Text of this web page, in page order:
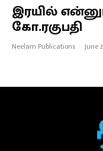
இரயில் என்னும்
கோ.ரகுபதி
Neelam Publications · June